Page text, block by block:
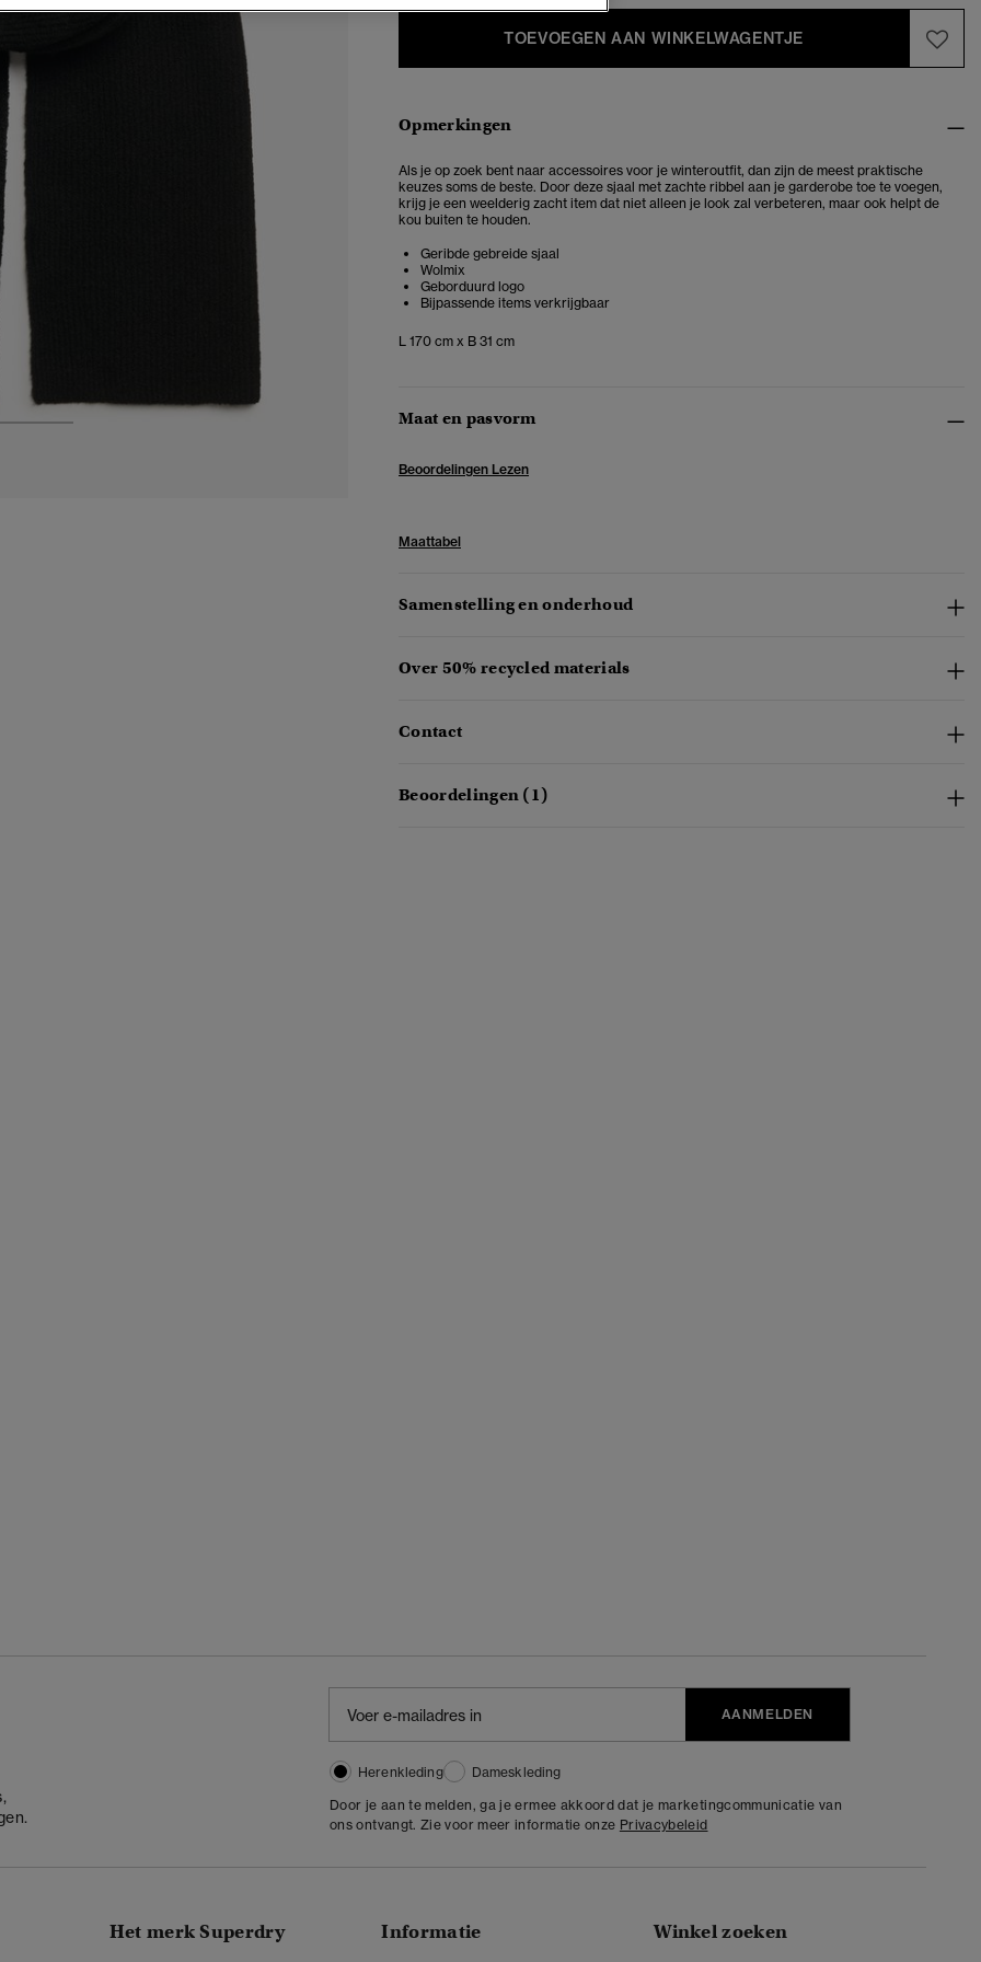
TOEVOEGEN AAN WINKELWAGENTJE
Opmerkingen
Als je op zoek bent naar accessoires voor je winteroutfit, dan zijn de meest praktische
keuzes soms de beste. Door deze sjaal met zachte ribbel aan je garderobe toe te voegen,
krijg je een weelderig zacht item dat niet alleen je look zal verbeteren, maar ook helpt de
kou buiten te houden.
Geribde gebreide sjaal
Wolmix
Geborduurd logo
Bijpassende items verkrijgbaar
L 170 cm x B 31 cm
Maat en pasvorm
Beoordelingen Lezen
Maattabel
Samenstelling en onderhoud
Over 50% recycled materials
Contact
Beoordelingen (1)
AANMELDEN
Herenkleding
Dameskleding
Door je aan te melden, ga je ermee akkoord dat je marketingcommunicatie van
ons ontvangt. Zie voor meer informatie onze Privacybeleid
Het merk Superdry Informatie Winkel zoeken